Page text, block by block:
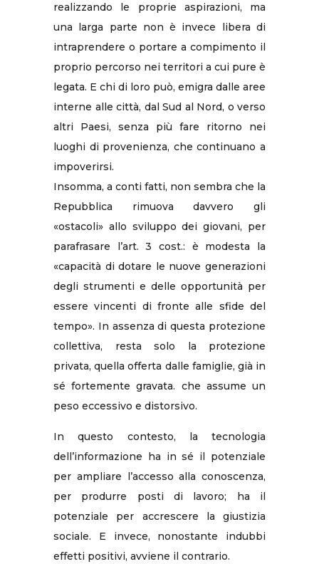
realizzando le proprie aspirazioni, ma
una larga parte non è invece libera di
intraprendere o portare a compimento il
proprio percorso nei territori a cui pure è
legata. E chi di loro può, emigra dalle aree
interne alle città, dal Sud al Nord, o verso
altri Paesi, senza più fare ritorno nei
luoghi di provenienza, che continuano a
impoverirsi.
Insomma, a conti fatti, non sembra che la
Repubblica rimuova davvero gli
«ostacoli» allo sviluppo dei giovani, per
parafrasare l’art. 3 cost.: è modesta la
«capacità di dotare le nuove generazioni
degli strumenti e delle opportunità per
essere vincenti di fronte alle sfide del
tempo». In assenza di questa protezione
collettiva, resta solo la protezione
privata, quella offerta dalle famiglie, già in
sé fortemente gravata. che assume un
peso eccessivo e distorsivo.
In questo contesto, la tecnologia
dell’informazione ha in sé il potenziale
per ampliare l’accesso alla conoscenza,
per produrre posti di lavoro; ha il
potenziale per accrescere la giustizia
sociale. E invece, nonostante indubbi
effetti positivi, avviene il contrario.